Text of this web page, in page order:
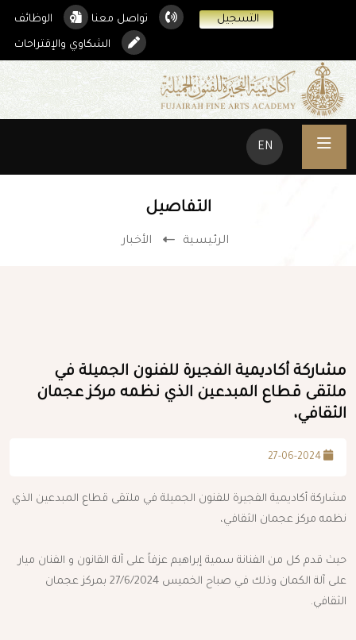
التسجيل تواصل معنا الوظائف
الشكاوي والإقتراحات
EN
التفاصيل
الرئيسية الأخبار
مشاركة أكاديمية الفجيرة للفنون الجميلة في
ملتقى قطاع المبدعين الذي نظمه مركز عجمان
الثقافي،
مشاركة أكاديمية الفجيرة للفنون الجميلة في ملتقى قطاع المبدعين الذي
نظمه مركز عجمان الثقافي،
حيث قدم كل من الفنانة سمية إبراهيم عزفاً على آلة القانون و الفنان ميار
على آلة الكمان وذلك في صباح الخميس 27/6/2024 بمركز عجمان
الثقافي.